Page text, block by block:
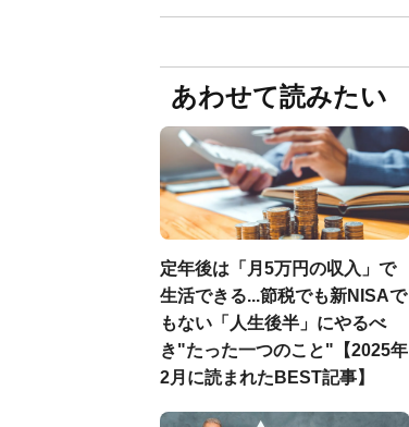
あわせて読みたい
定年後は「月5万円の収入」で
生活できる...節税でも新NISAで
もない「人生後半」にやるべ
き"たった一つのこと"【2025年
2月に読まれたBEST記事】